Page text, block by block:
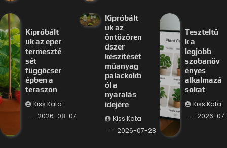
Kipróbált
uk az eper
termeszté
sét
függőcser
épben a
teraszon
Kiss Kata
2026-08-07
Kipróbált
uk az
öntözőren
dszer
készítését
műanyag
palackokb
ól a
nyaralás
idejére
Kiss Kata
2026-07-28
Teszteltü
k a
legjobb
szobanöv
ényes
alkalmazá
sokat
Kiss Kata
2026-